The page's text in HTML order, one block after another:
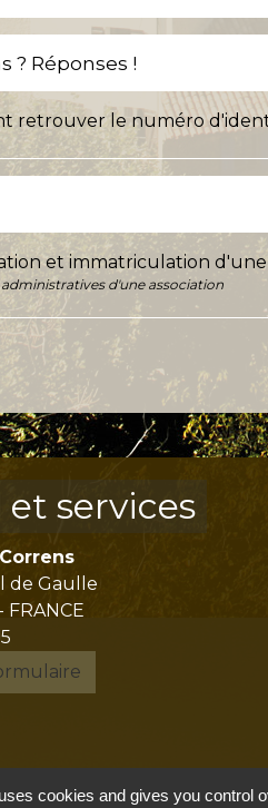
? Réponses !
retrouver le numéro
et immatriculation d'une
d'une association
services
de Gaulle
FRANCE
cookies and gives you control